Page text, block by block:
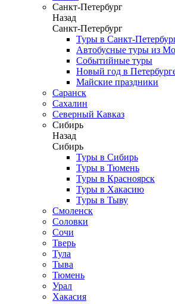
Санкт-Петербург
Назад
Санкт-Петербург
Туры в Санкт-
Автобусные туры из
Событийные туры
Новый год в
Майские праздники
Саранск
Сахалин
Северный Кавказ
Сибирь
Назад
Сибирь
Туры в Сибирь
Туры в Тюмень
Туры в Красноярск
Туры в Хакасию
Туры в Тыву
Смоленск
Соловки
Сочи
Тверь
Тула
Тыва
Тюмень
Урал
Хакасия